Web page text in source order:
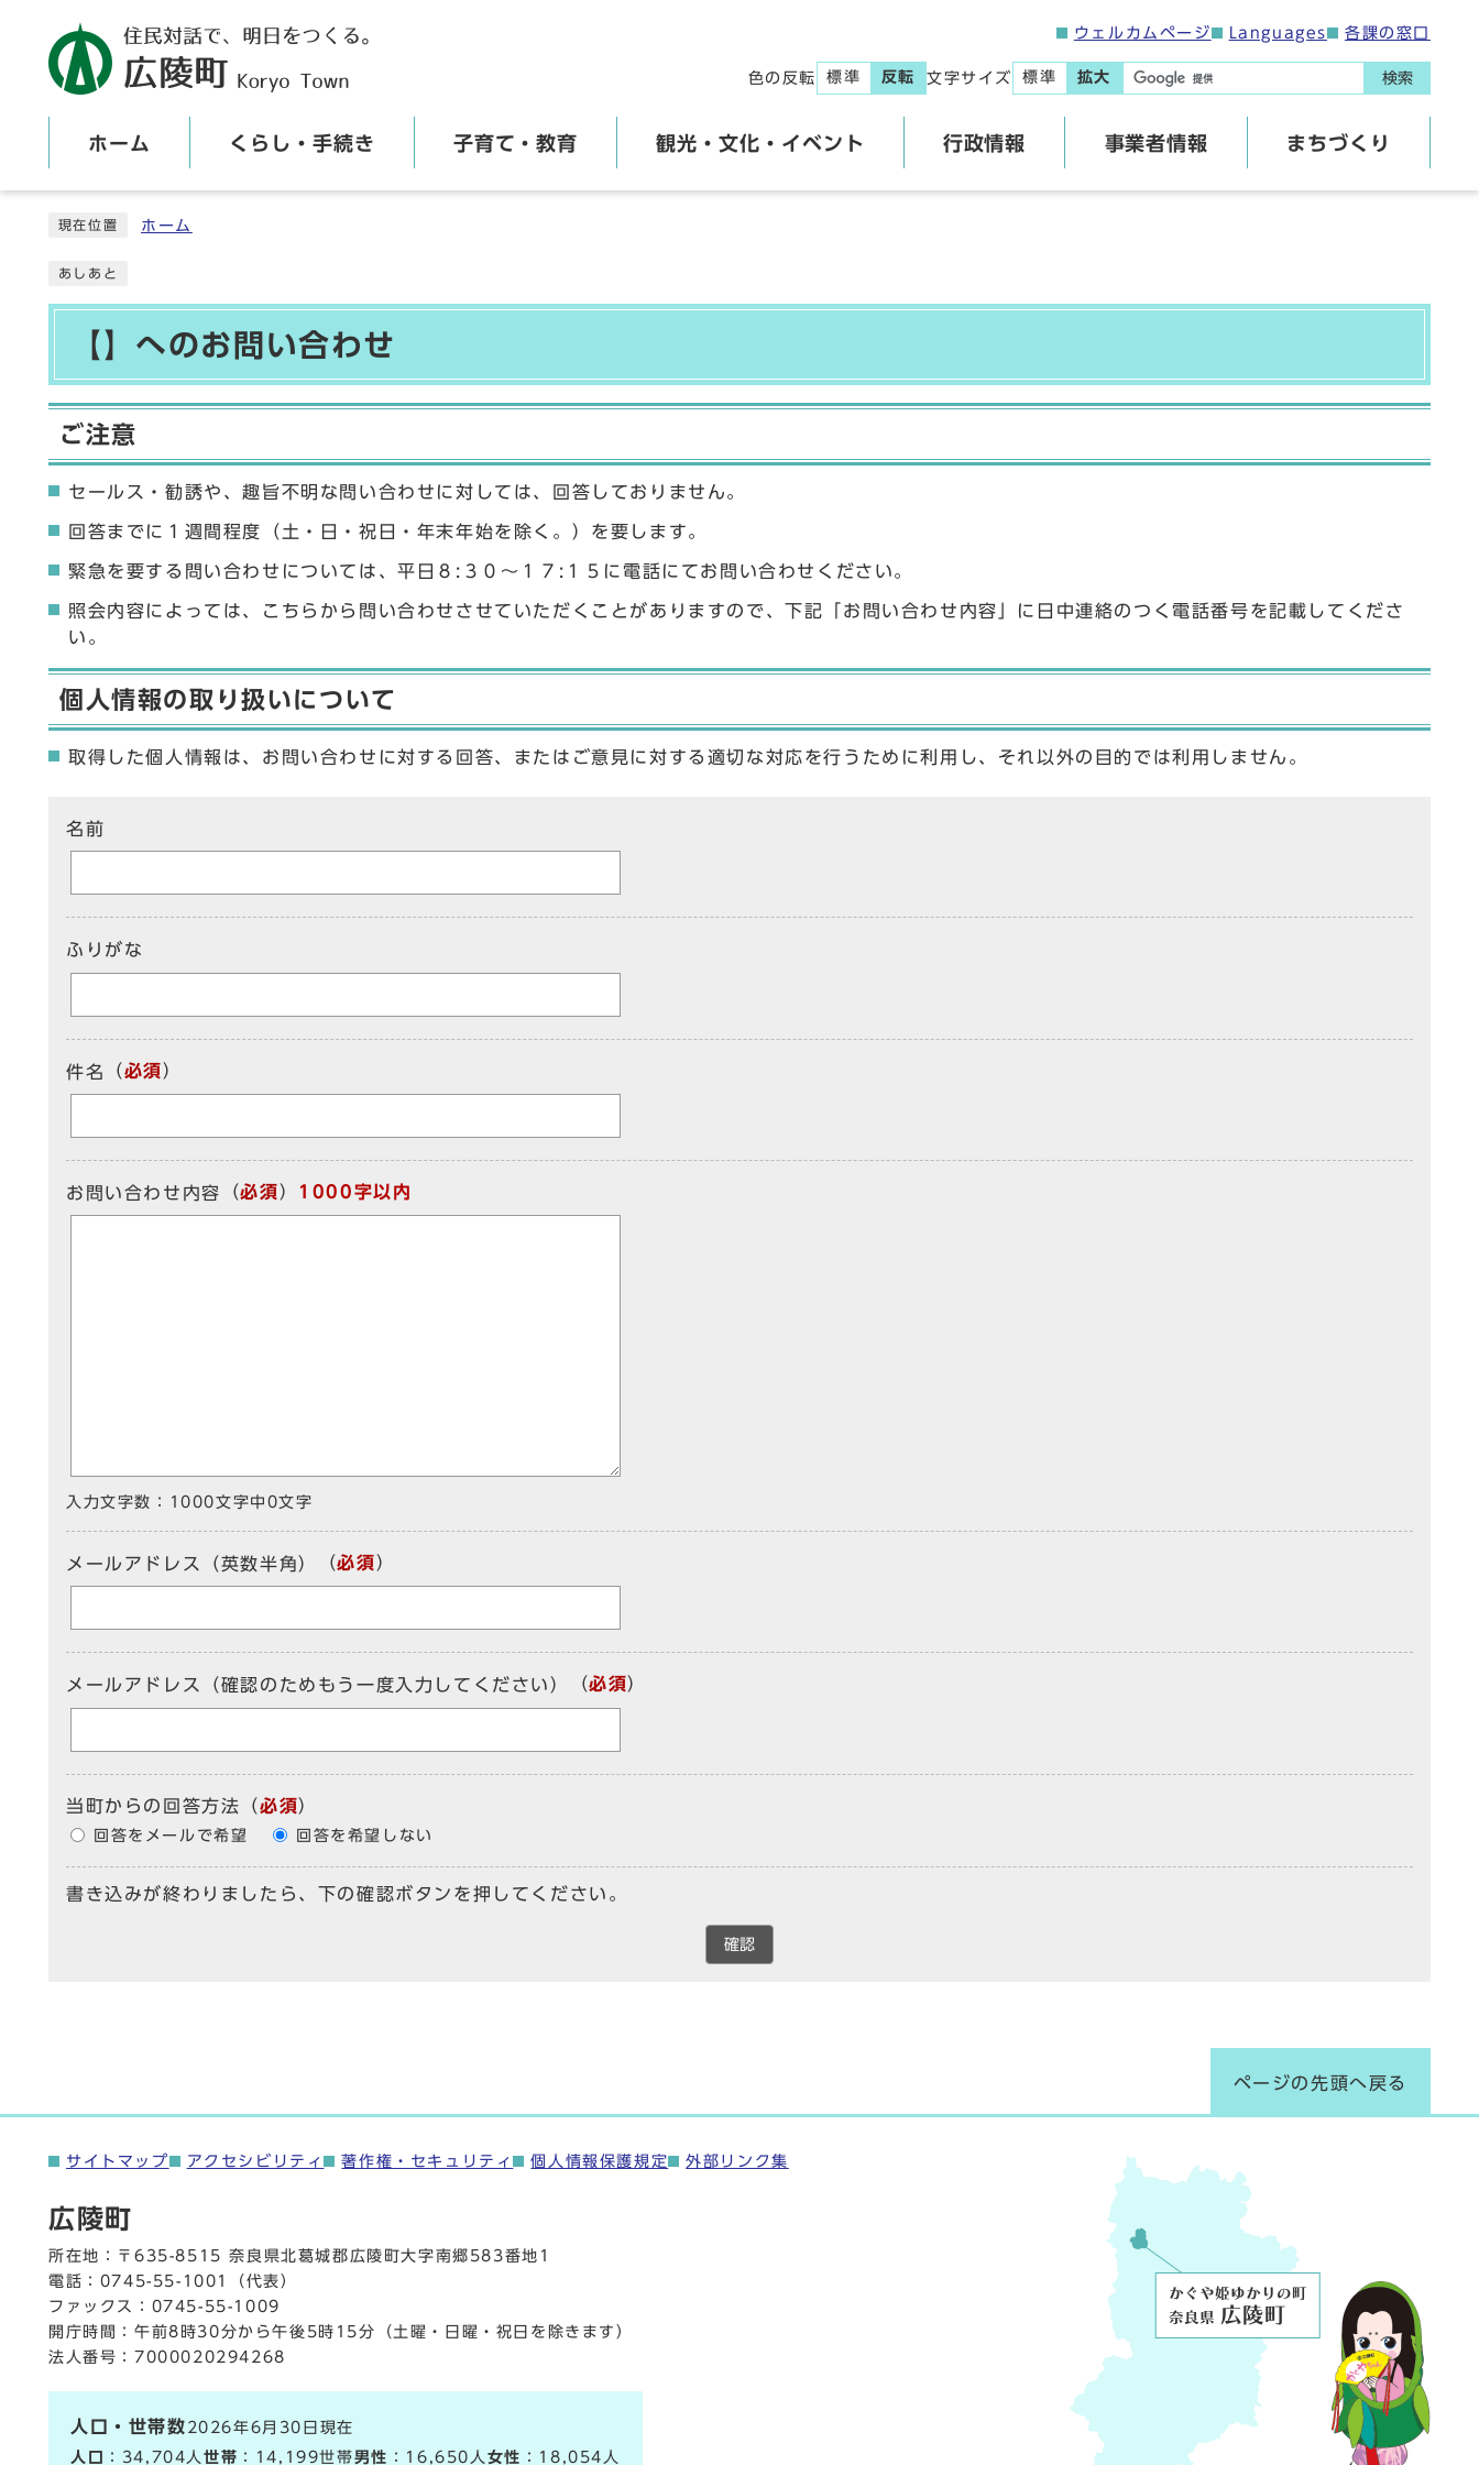
ウェルカムページ Languages 各課の窓口
色の反転 標準 反転 文字サイズ 標準 拡大 検索
ホーム くらし・手続き 子育て・教育 観光・文化・イベント 行政情報 事業者情報 まちづくり
現在位置 ホーム
あしあと
【】へのお問い合わせ
ご注意
セールス・勧誘や、趣旨不明な問い合わせに対しては、回答しておりません。
回答までに１週間程度（土・日・祝日・年末年始を除く。）を要します。
緊急を要する問い合わせについては、平日８:３０〜１７:１５に電話にてお問い合わせください。
照会内容によっては、こちらから問い合わせさせていただくことがありますので、下記「お問い合わせ内容」に日中連絡のつく電話番号を記載してくださ
い。
個人情報の取り扱いについて
取得した個人情報は、お問い合わせに対する回答、またはご意見に対する適切な対応を行うために利用し、それ以外の目的では利用しません。
名前
ふりがな
件名 （必須）
お問い合わせ内容 （必須） 1000字以内
入力文字数： 1000文字中 0文字
メールアドレス（英数半角） （必須）
メールアドレス（確認のためもう一度入力してください） （必須）
当町からの回答方法 （必須）
回答をメールで希望 回答を希望しない
書き込みが終わりましたら、下の確認ボタンを押してください。
確認
ページの先頭へ戻る
サイトマップ アクセシビリティ 著作権・セキュリティ 個人情報保護規定 外部リンク集
広陵町
所在地：〒635-8515 奈良県北葛城郡広陵町大字南郷583番地1
電話： 0745-55-1001
（代表）
ファックス：0745-55-1009
開庁時間：午前8時30分から午後5時15分（土曜・日曜・祝日を除きます）
法人番号：7000020294268
人口・世帯数 2026年6月30日現在
人口
：34,704人世帯 ：14,199世帯男性 ：16,650人 女性 ：18,054人